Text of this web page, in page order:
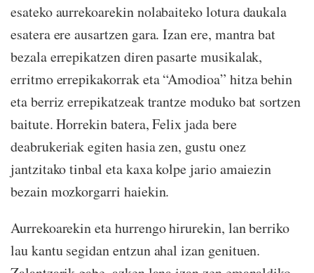
esateko aurrekoarekin nolabaiteko lotura daukala
esatera ere ausartzen gara. Izan ere, mantra bat
bezala errepikatzen diren pasarte musikalak,
erritmo errepikakorrak eta “Amodioa” hitza behin
eta berriz errepikatzeak trantze moduko bat sortzen
baitute. Horrekin batera, Felix jada bere
deabrukeriak egiten hasia zen, gustu onez
jantzitako tinbal eta kaxa kolpe jario amaiezin
bezain mozkorgarri haiekin.
Aurrekoarekin eta hurrengo hirurekin, lan berriko
lau kantu segidan entzun ahal izan genituen.